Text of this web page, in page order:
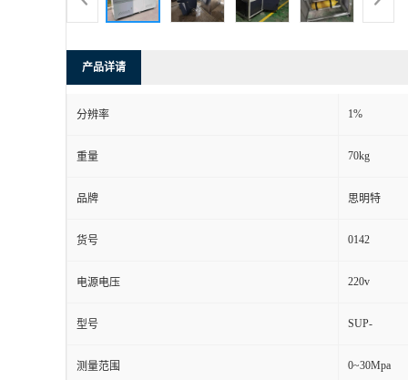
产品详请
分辨率 1%
重量 70kg
品牌 思明特
货号 0142
电源电压 220v
型号 SUP-
测量范围 0~30Mpa